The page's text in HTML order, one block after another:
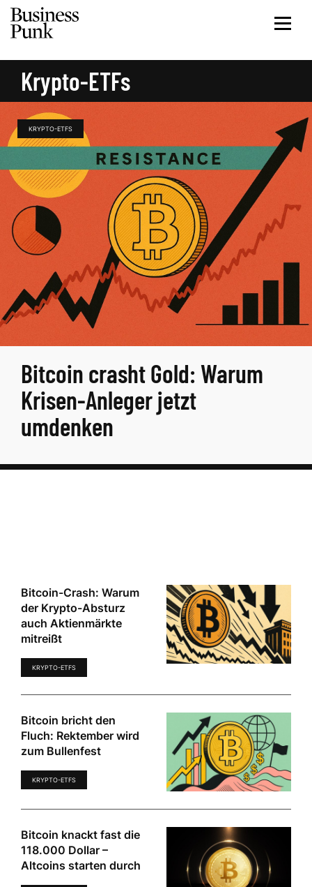
Krypto-ETFs
KRYPTO-ETFS
Bitcoin crasht Gold: Warum
Krisen-Anleger jetzt
umdenken
Bitcoin-Crash: Warum
der Krypto-Absturz
auch Aktienmärkte
mitreißt
KRYPTO-ETFS
Bitcoin bricht den
Fluch: Rektember wird
zum Bullenfest
KRYPTO-ETFS
Bitcoin knackt fast die
118.000 Dollar –
Altcoins starten durch